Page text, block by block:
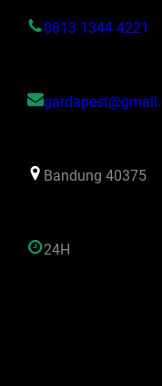
0813 1344 4221
Bandung 40375
24H